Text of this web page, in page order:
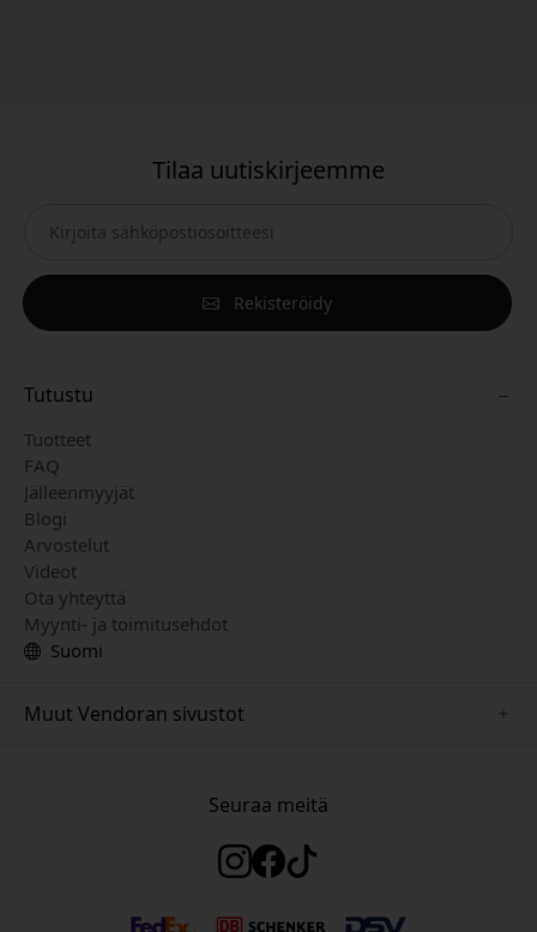
Tilaa uutiskirjeemme
Rekisteröidy
Tutustu
Tuotteet
FAQ
Jälleenmyyjät
Blogi
Arvostelut
Videot
Ota yhteyttä
Myynti- ja toimitusehdot
Suomi
Muut Vendoran sivustot
www.nordicsmartlight.se
Seuraa meitä